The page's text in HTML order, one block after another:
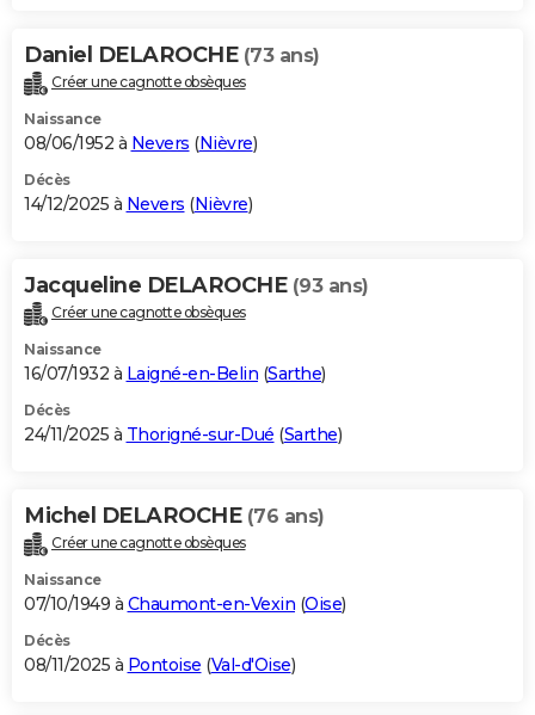
Daniel DELAROCHE (73 ans)
Créer une cagnotte obsèques
Naissance
08/06/1952 à Nevers (Nièvre)
Décès
14/12/2025 à Nevers (Nièvre)
Jacqueline DELAROCHE (93 ans)
Créer une cagnotte obsèques
Naissance
16/07/1932 à Laigné-en-Belin (Sarthe)
Décès
24/11/2025 à Thorigné-sur-Dué (Sarthe)
Michel DELAROCHE (76 ans)
Créer une cagnotte obsèques
Naissance
07/10/1949 à Chaumont-en-Vexin (Oise)
Décès
08/11/2025 à Pontoise (Val-d'Oise)